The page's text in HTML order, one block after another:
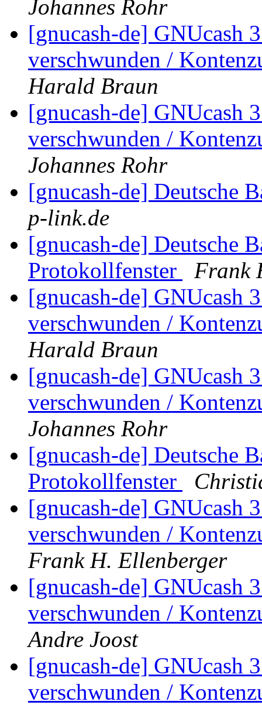
Johannes Rohr
[gnucash-de] GNUcash
verschwunden /
Harald Braun
[gnucash-de] GNUcash
verschwunden /
Johannes Rohr
[gnucash-de] Deutsche
p-link.de
[gnucash-de] Deutsche
Protokollfenster
Frank
[gnucash-de] GNUcash
verschwunden /
Harald Braun
[gnucash-de] GNUcash
verschwunden /
Johannes Rohr
[gnucash-de] Deutsche
Protokollfenster
[gnucash-de] GNUcash
verschwunden /
Frank H. Ellenberger
[gnucash-de] GNUcash
verschwunden /
Andre Joost
[gnucash-de] GNUcash
verschwunden /